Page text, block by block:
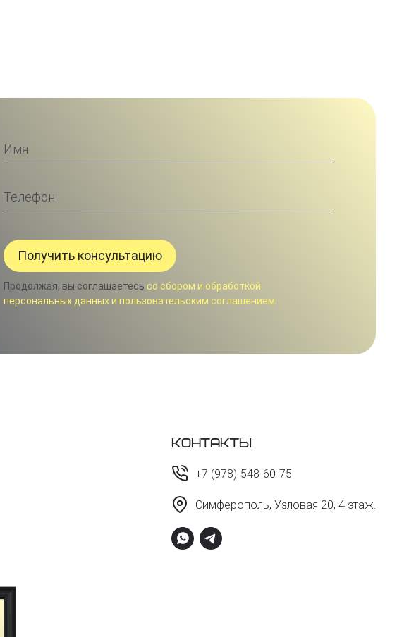
Продолжая, вы соглашаетесь со сбором и обработкой
персональных данных и пользовательским соглашением.
Контакты
+7 (978)-548-60-75
Симферополь, Узловая 20, 4 этаж.